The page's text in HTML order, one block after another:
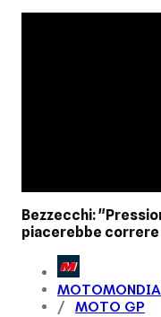
Bezzecchi:
piacerebbe correre
MOTO GP